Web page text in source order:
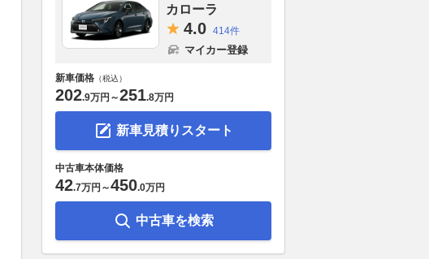
カローラ
4.0 414件
マイカー登録
新車価格 （税込）
202.9万円 ～251.8万円
新車見積りスタート
中古車本体価格
42.7万円 ～450.0万円
中古車を検索